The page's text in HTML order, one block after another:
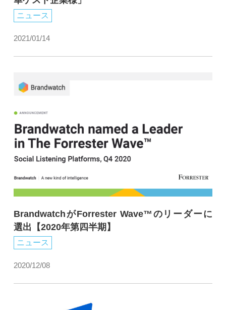
ニュース
2021/01/14
BrandwatchがForrester Wave™のリーダーに
選出【2020年第四半期】
ニュース
2020/12/08